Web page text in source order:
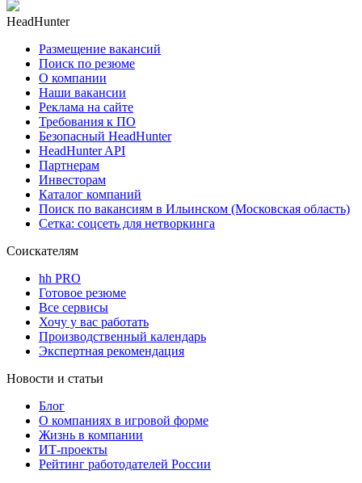
HeadHunter
Размещение вакансий
Поиск по резюме
О компании
Наши вакансии
Реклама на сайте
Требования к ПО
Безопасный HeadHunter
HeadHunter API
Партнерам
Инвесторам
Каталог компаний
Поиск по вакансиям в Ильинском (Московская область)
Сетка: соцсеть для нетворкинга
Соискателям
hh PRO
Готовое резюме
Все сервисы
Хочу у вас работать
Производственный календарь
Экспертная рекомендация
Новости и статьи
Блог
О компаниях в игровой форме
Жизнь в компании
ИТ-проекты
Рейтинг работодателей России